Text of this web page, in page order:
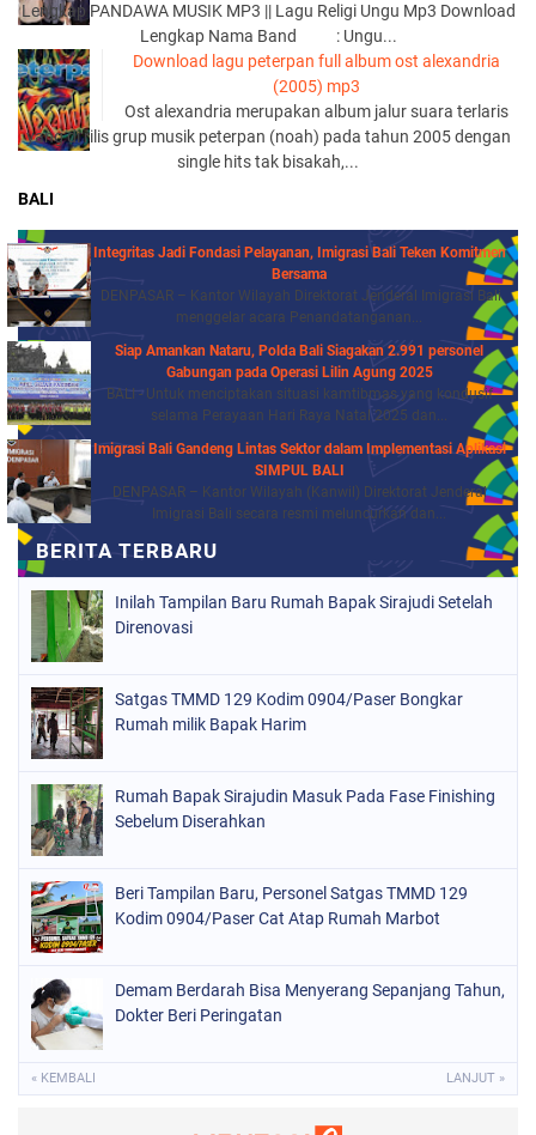
Lengkap PANDAWA MUSIK MP3 || Lagu Religi Ungu Mp3 Download
Lengkap Nama Band : Ungu...
Download lagu peterpan full album ost alexandria
(2005) mp3
Ost alexandria merupakan album jalur suara terlaris
yang di rilis grup musik peterpan (noah) pada tahun 2005 dengan
single hits tak bisakah,...
BALI
Integritas Jadi Fondasi Pelayanan, Imigrasi Bali Teken Komitmen
Bersama
DENPASAR – Kantor Wilayah Direktorat Jenderal Imigrasi Bali
menggelar acara Penandatanganan...
Siap Amankan Nataru, Polda Bali Siagakan 2.991 personel
Gabungan pada Operasi Lilin Agung 2025
BALI - Untuk menciptakan situasi kamtibmas yang kondusif
selama Perayaan Hari Raya Natal 2025 dan...
Imigrasi Bali Gandeng Lintas Sektor dalam Implementasi Aplikasi
SIMPUL BALI
DENPASAR – Kantor Wilayah (Kanwil) Direktorat Jenderal
Imigrasi Bali secara resmi meluncurkan dan...
Inilah Tampilan Baru Rumah Bapak Sirajudi Setelah
Direnovasi
Satgas TMMD 129 Kodim 0904/Paser Bongkar
Rumah milik Bapak Harim
Rumah Bapak Sirajudin Masuk Pada Fase Finishing
Sebelum Diserahkan
Beri Tampilan Baru, Personel Satgas TMMD 129
Kodim 0904/Paser Cat Atap Rumah Marbot
Demam Berdarah Bisa Menyerang Sepanjang Tahun,
Dokter Beri Peringatan
« KEMBALI LANJUT »